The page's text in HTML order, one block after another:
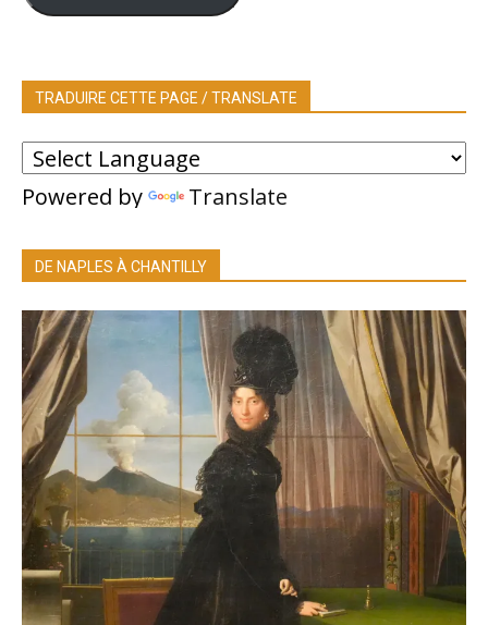
TRADUIRE CETTE PAGE / TRANSLATE
Powered by Translate
DE NAPLES À CHANTILLY